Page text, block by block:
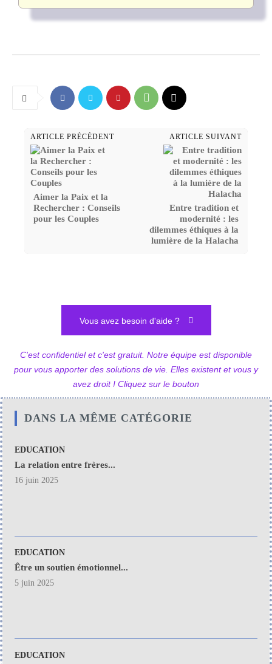
ARTICLE PRÉCÉDENT
Aimer la Paix et la
Rechercher : Conseils
pour les Couples
ARTICLE SUIVANT
Entre tradition et
modernité : les
dilemmes éthiques à la
lumière de la Halacha
Vous avez besoin d'aide ?
C'est confidentiel et c'est gratuit. Notre équipe est disponible
pour vous apporter des solutions de vie. Elles existent et vous y
avez droit ! Cliquez sur le bouton
DANS LA MÊME CATÉGORIE
EDUCATION
La relation entre frères...
16 juin 2025
EDUCATION
Être un soutien émotionnel...
5 juin 2025
EDUCATION